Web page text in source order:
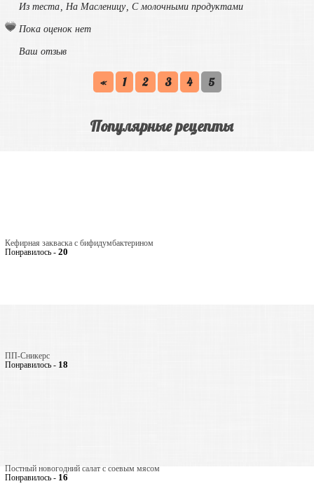
Из теста На Масленицу, С молочными продуктами
Пока оценок нет
Ваш отзыв
« 1 2 3 4 5
Популярные рецепты
Кефирная закваска с бифидумбактерином
Понравилось - 20
ПП-Сникерс
Понравилось - 18
Постный новогодний салат с соевым мясом
Понравилось - 16